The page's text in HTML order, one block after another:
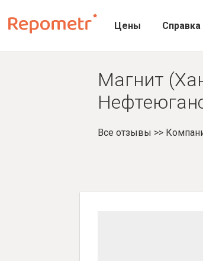
Цены Справка
Магнит
Все отзывы >>